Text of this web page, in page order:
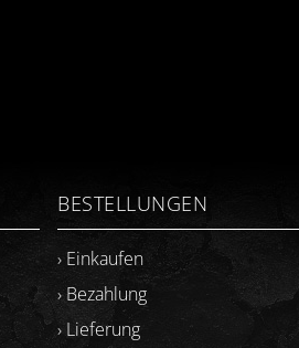
BESTELLUNGEN
› Einkaufen
› Bezahlung
› Lieferung